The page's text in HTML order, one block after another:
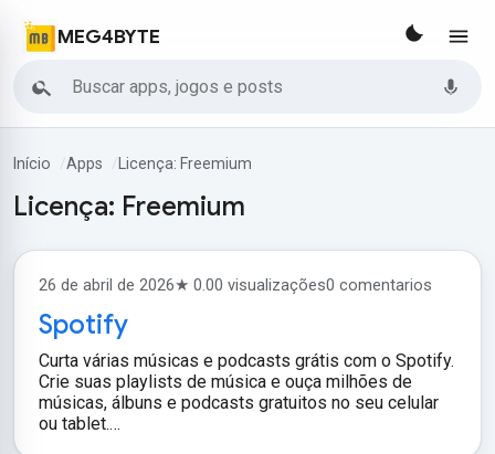
MEG4BYTE
Início Apps Licença: Freemium
Licença: Freemium
26 de abril de 2026★ 0.00 visualizações0 comentarios
Spotify
Curta várias músicas e podcasts grátis com o Spotify.
Crie suas playlists de música e ouça milhões de
músicas, álbuns e podcasts gratuitos no seu celular
ou tablet.…